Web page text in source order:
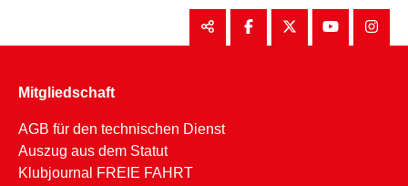
Mitgliedschaft
AGB für den technischen Dienst
Auszug aus dem Statut
Klubjournal FREIE FAHRT